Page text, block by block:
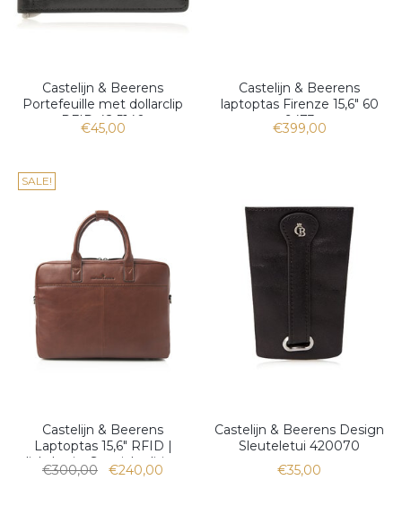
Castelijn & Beerens
Portefeuille met dollarclip
RFID 42 5140
€45,00
Castelijn & Beerens
laptoptas Firenze 15,6" 60
9473
€399,00
SALE!
Castelijn & Beerens
Laptoptas 15,6" RFID |
lichtbruin. Special edition
€300,00 €240,00
Castelijn & Beerens Design
Sleuteletui 420070
€35,00